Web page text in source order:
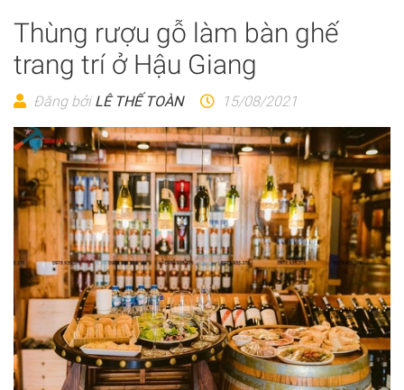
Thùng rượu gỗ làm bàn ghế
trang trí ở Hậu Giang
Đăng bởi LÊ THẾ TOÀN 15/08/2021